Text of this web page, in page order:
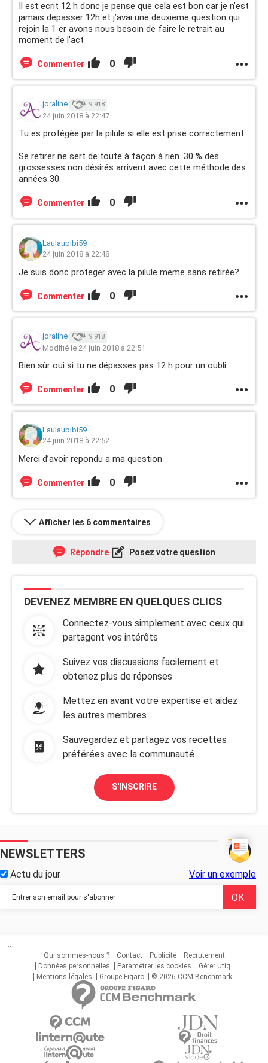
Il est ecrit 12 h donc je pense que cela est bon car je n’est
jamais depasser 12h et j’avai une deuxieme question qui
rejoin la 1 er avons nous besoin de faire le retrait au
moment de l’act
Commenter 0
joraline 9 918
24 juin 2018 à 22:47
Tu es protégée par la pilule si elle est prise correctement.
Se retirer ne sert de toute à façon à rien. 30 % des
grossesses non désirés arrivent avec cette méthode des
années 30.
Commenter 0
Laulaubibi59
24 juin 2018 à 22:48
Je suis donc proteger avec la pilule meme sans retirée?
Commenter 0
joraline 9 918
Modifié le 24 juin 2018 à 22:51
Bien sûr oui si tu ne dépasses pas 12 h pour un oubli.
Commenter 0
Laulaubibi59
24 juin 2018 à 22:52
Merci d’avoir repondu a ma question
Commenter 0
Afficher les 6 commentaires
Répondre Posez votre question
DEVENEZ MEMBRE EN QUELQUES CLICS
Connectez-vous simplement avec ceux qui
partagent vos intérêts
Suivez vos discussions facilement et
obtenez plus de réponses
Mettez en avant votre expertise et aidez
les autres membres
Sauvegardez et partagez vos recettes
préférées avec la communauté
S'INSCRIRE
NEWSLETTERS
Actu du jour Voir un exemple
...
Qui sommes-nous ?
Contact Publicité
Recrutement
Données personnelles
Paramétrer les cookies
Gérer Utiq
Mentions légales
Groupe Figaro © 2026 CCM Benchmark